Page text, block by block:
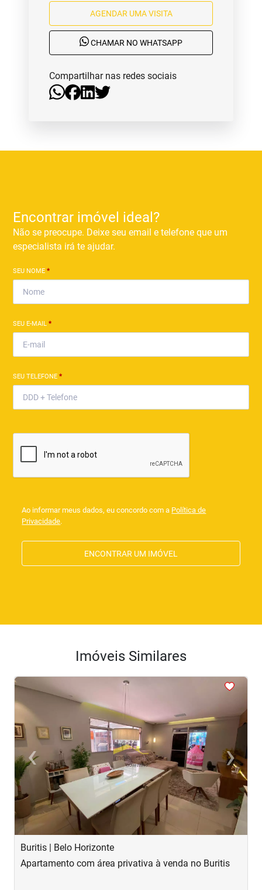
AGENDAR UMA VISITA
CHAMAR NO WHATSAPP
Compartilhar nas redes sociais
Encontrar imóvel ideal?
Não se preocupe. Deixe seu email e telefone que um
especialista irá te ajudar.
SEU NOME*
SEU E-MAIL*
SEU TELEFONE*
Ao informar meus dados, eu concordo com a Política de
Privacidade.
ENCONTRAR UM IMÓVEL
Imóveis Similares
<<
‹Previous ›Next
Buritis | Belo Horizonte
Apartamento com área privativa à venda no Buritis